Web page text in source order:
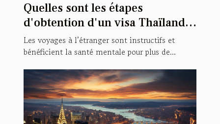
Quelles sont les étapes
d'obtention d'un visa Thaïlande
?
Les voyages à l’étranger sont instructifs et
bénéficient la santé mentale pour plus de...